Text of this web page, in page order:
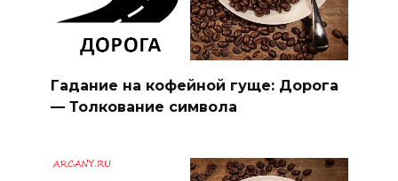
Гадание на кофейной гуще: Дорога
— Толкование символа